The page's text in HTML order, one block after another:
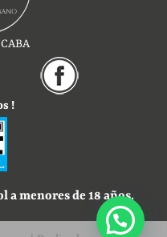
!
a menores de 18 años.